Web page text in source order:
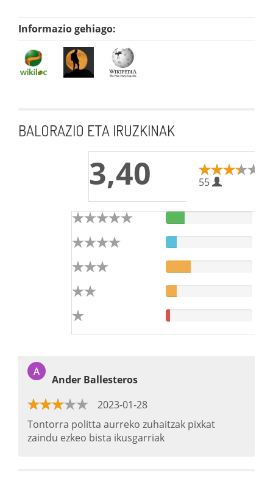
Informazio gehiago:
BALORAZIO ETA IRUZKINAK
3,40 55
Ander Ballesteros
2023-01-28
Tontorra politta aurreko zuhaitzak pixkat
zaindu ezkeo bista ikusgarriak